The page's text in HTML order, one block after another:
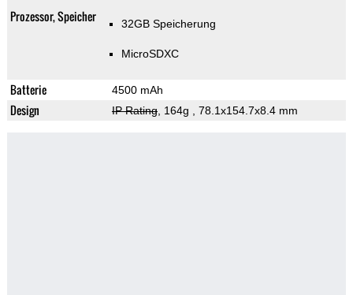
Prozessor, Speicher 32GB Speicherung
MicroSDXC
Batterie 4500 mAh
Design IP Rating, 164g , 78.1x154.7x8.4 mm